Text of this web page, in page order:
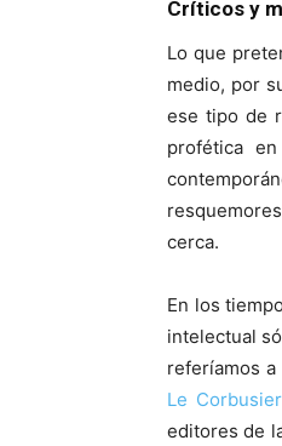
Críticos y
Lo que
medio, por
ese tipo de
profética
cerca.
En los
intelectual
referíamos
Le Corbusier
editores de